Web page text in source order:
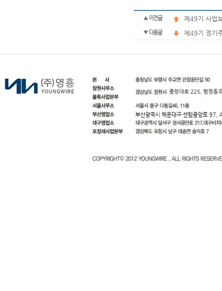
▲ 이전글 제49기 사업
▼ 다음글 제49기 정기